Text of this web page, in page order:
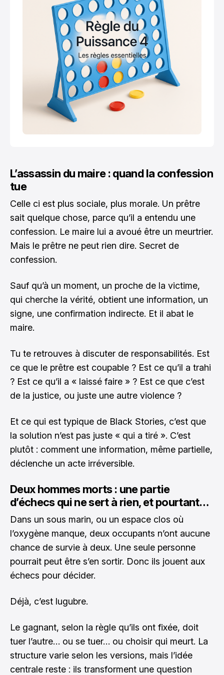
L’assassin du maire : quand la confession
tue
Celle ci est plus sociale, plus morale. Un prêtre
sait quelque chose, parce qu’il a entendu une
confession. Le maire lui a avoué être un meurtrier.
Mais le prêtre ne peut rien dire. Secret de
confession.
Sauf qu’à un moment, un proche de la victime,
qui cherche la vérité, obtient une information, un
signe, une confirmation indirecte. Et il abat le
maire.
Tu te retrouves à discuter de responsabilités. Est
ce que le prêtre est coupable ? Est ce qu’il a trahi
? Est ce qu’il a « laissé faire » ? Est ce que c’est
de la justice, ou juste une autre violence ?
Et ce qui est typique de Black Stories, c’est que
la solution n’est pas juste « qui a tiré ». C’est
plutôt : comment une information, même partielle,
déclenche un acte irréversible.
Deux hommes morts : une partie
d’échecs qui ne sert à rien, et pourtant…
Dans un sous marin, ou un espace clos où
l’oxygène manque, deux occupants n’ont aucune
chance de survie à deux. Une seule personne
pourrait peut être s’en sortir. Donc ils jouent aux
échecs pour décider.
Déjà, c’est lugubre.
Le gagnant, selon la règle qu’ils ont fixée, doit
tuer l’autre… ou se tuer… ou choisir qui meurt. La
structure varie selon les versions, mais l’idée
centrale reste : ils transforment une question